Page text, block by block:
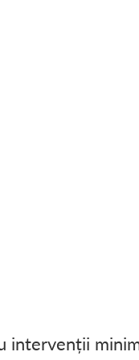
intervenții